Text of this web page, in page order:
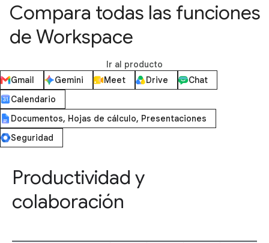
Compara todas las funciones
de Workspace
Ir al producto
Gmail
Gemini Meet Drive
Chat
Calendario
Documentos, Hojas de cálculo, Presentaciones
Seguridad
Productividad y
colaboración